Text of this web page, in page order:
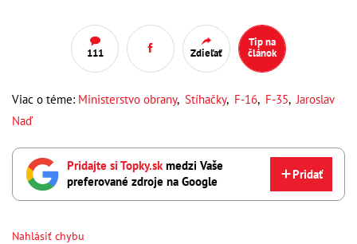
111 Zdieľať
Tip na
článok
Viac o téme: Ministerstvo obrany, Stíhačky, F-16, F-35,Jaroslav
Naď
Pridajte si Topky.skmedzi Vaše
preferované zdroje na Google
Pridať
Nahlásiť chybu